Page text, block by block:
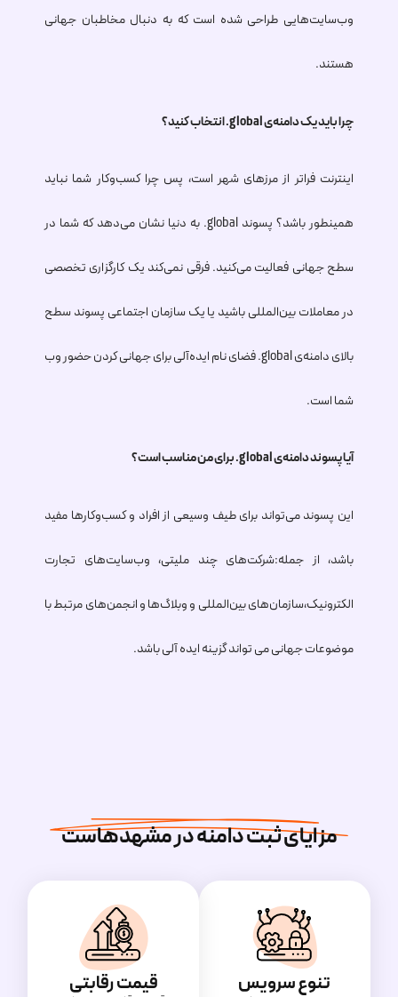
وب‌سایت‌هایی طراحی شده است که به دنبال مخاطبان جهانی
هستند.
چرا باید یک دامنه‌ی.globalانتخاب کنید؟
اینترنت فراتر از مرزهای شهر است، پس چرا کسب‌وکار شما نباید
همینطور باشد؟ پسوند .global به دنیا نشان می‌دهد که شما در
سطح جهانی فعالیت می‌کنید. فرقی نمی‌کند یک کارگزاری تخصصی
در معاملات بین‌المللی باشید یا یک سازمان اجتماعی پسوند سطح
بالای دامنه‌ی.globalفضای نام ایده‌آلی برای جهانی کردن حضور وب
شما است.
آیا پسوند دامنه‌ی.globalبرای من مناسب است؟
این پسوند می‌تواند برای طیف وسیعی از افراد و کسب‌وکارها مفید
باشد، از جمله:شرکت‌های چند ملیتی، وب‌سایت‌های تجارت
الکترونیک،سازمان‌های بین‌المللی و وبلاگ‌ها و انجمن‌های مرتبط با
موضوعات جهانی می تواند گزینه ایده آلی باشد.
مزایای ثبت دامنه در مشهدهاست
تنوع سرویس قیمت رقابتی